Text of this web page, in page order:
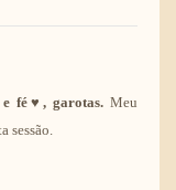
e fé♥, garotas.Meu
sessão.